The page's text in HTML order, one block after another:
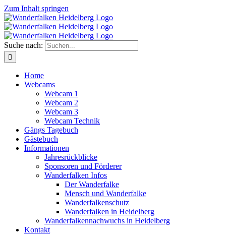
Zum Inhalt springen
Suche nach:
Home
Webcams
Webcam 1
Webcam 2
Webcam 3
Webcam Technik
Gängs Tagebuch
Gästebuch
Informationen
Jahresrückblicke
Sponsoren und Förderer
Wanderfalken Infos
Der Wanderfalke
Mensch und Wanderfalke
Wanderfalkenschutz
Wanderfalken in Heidelberg
Wanderfalkennachwuchs in Heidelberg
Kontakt